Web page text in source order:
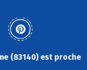
(83140) est proche